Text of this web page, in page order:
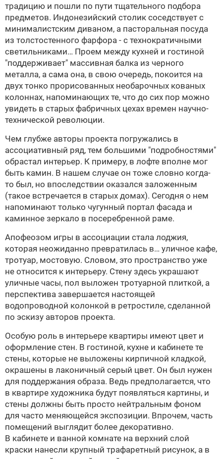
традицию и пошли по пути тщательного подбора
предметов. Индонезийский столик соседствует с
минималистским диваном, а пасторальная посуда
из толстостенного фарфора - с технократичными
светильниками… Проем между кухней и гостиной
"поддерживает" массивная балка из черного
металла, а сама она, в свою очередь, покоится на
двух тонко прорисованных необарочных кованых
колоннах, напоминающих те, что до сих пор можно
увидеть в старых фабричных цехах времен научно-
технической революции.
Чем глубже авторы проекта погружались в
ассоциативный ряд, тем большими "подробностями"
обрастал интерьер. К примеру, в лофте вполне мог
быть камин. В нашем случае он тоже словно когда-
то был, но впоследствии оказался заложенным
(такое встречается в старых домах). Сегодня о нем
напоминают только чугунный портал фасада и
каминное зеркало в посеребренной раме.
Апофеозом игры в ассоциации стала лоджия,
которая неожиданно превратилась в… уличное кафе,
тротуар, мостовую. Словом, это пространство уже
не относится к интерьеру. Стену здесь украшают
уличные часы, пол выложен тротуарной плиткой, а
перспектива завершается настоящей
водопроводной колонкой в ретростиле, сделанной
по эскизу авторов проекта.
Особую роль в интерьере квартиры имеют цвет и
оформление стен. В гостиной, кухне и кабинете те
стены, которые не выложены кирпичной кладкой,
окрашены в лаконичный серый цвет. Он был нужен
для поддержания образа. Ведь предполагается, что
в квартире художника будут появляться картины, и
стены должны быть просто нейтральным фоном
для часто меняющейся экспозиции. Впрочем, часть
помещений выглядит более декоративно.
В кабинете и ванной комнате на верхний слой
краски нанесли крупный трафаретный рисунок, а в